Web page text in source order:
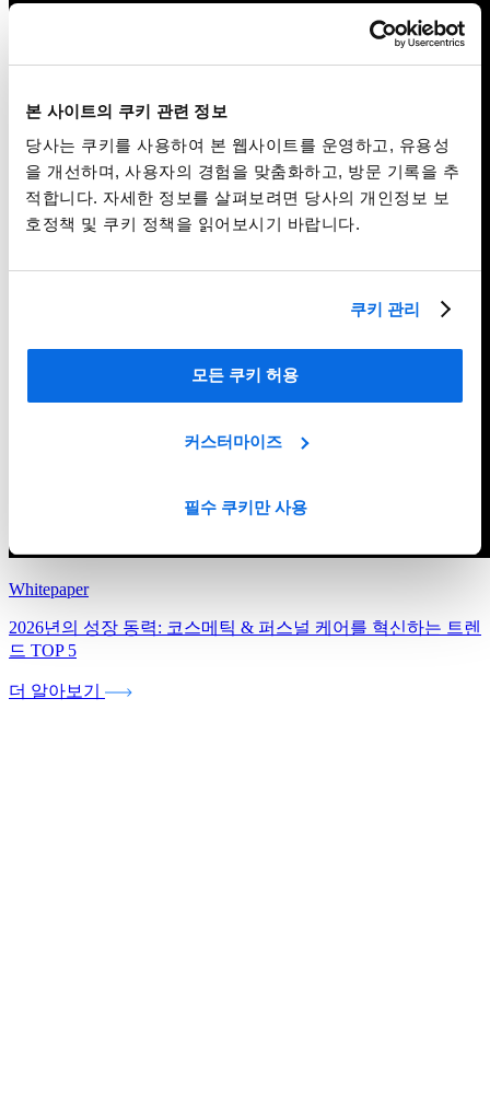
본 사이트의 쿠키 관련 정보
당사는 쿠키를 사용하여 본 웹사이트를 운영하고, 유용성
을 개선하며, 사용자의 경험을 맞춤화하고, 방문 기록을 추
적합니다. 자세한 정보를 살펴보려면 당사의 개인정보 보
호정책 및 쿠키 정책을 읽어보시기 바랍니다.
쿠키 관리
모든 쿠키 허용
커스터마이즈
필수 쿠키만 사용
Whitepaper
2026년의 성장 동력: 코스메틱 & 퍼스널 케어를 혁신하는 트렌
드 TOP 5
더 알아보기